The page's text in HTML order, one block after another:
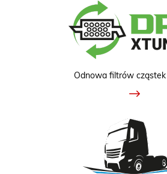
Odnowa filtrów cząstek